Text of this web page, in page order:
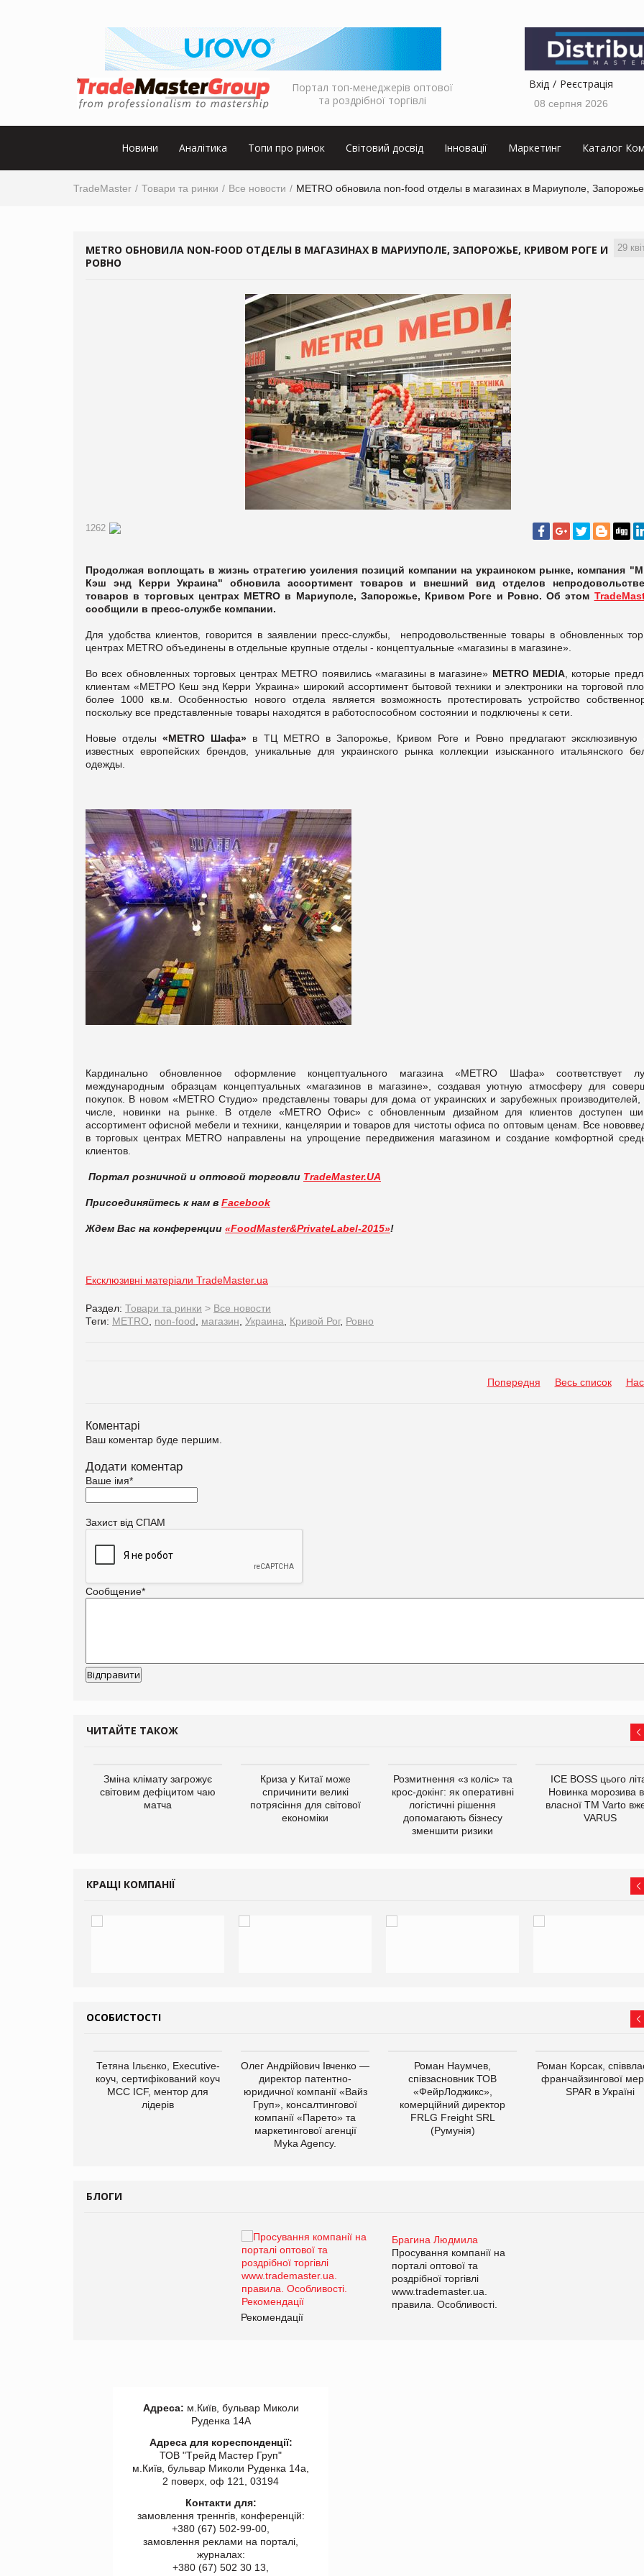
Портал топ-менеджерів оптової
та роздрібної торгівлі
Вхід Реєстрація
08 серпня 2026
Новини Аналітика Топи про ринок Світовий досвід Інновації Маркетинг Каталог
TradeMaster Товари та ринки Все новости METRO обновила non-food отделы в магазинах в Мариуполе,
29
METRO ОБНОВИЛА NON-FOOD ОТДЕЛЫ В МАГАЗИНАХ В МАРИУПОЛЕ, ЗАПОРОЖЬЕ, КРИВОМ РОГЕ И
РОВНО
1262
Продолжая воплощать в жизнь стратегию усиления позиций компании на украинском рынке, компания
Кэш энд Керри Украина" обновила ассортимент товаров и внешний вид отделов
товаров в торговых центрах METRO в Мариуполе, Запорожье, Кривом Роге и Ровно. Об этом
сообщили в пресс-службе компании.
Для удобства клиентов, говорится в заявлении пресс-службы, непродовольственные товары в обновленных
центрах METRO объединены в отдельные крупные отделы - концептуальные «магазины в магазине».
Во всех обновленных торговых центрах METRO появились «магазины в магазине» METRO MEDIA, которые
клиентам «МЕТРО Кеш энд Керри Украина» широкий ассортимент бытовой техники и электроники на торговой
более 1000 кв.м. Особенностью нового отдела является возможность протестировать устройство
поскольку все представленные товары находятся в работоспособном состоянии и подключены к сети.
Новые отделы«METRO Шафа» в ТЦ METRO в Запорожье, Кривом Роге и Ровно предлагают эксклюзивную
известных европейских брендов, уникальные для украинского рынка коллекции изысканного итальянского
одежды.
Кардинально обновленное оформление концептуального магазина «METRO Шафа» соответствует
международным образцам концептуальных «магазинов в магазине», создавая уютную атмосферу для
покупок. В новом «METRO Студио» представлены товары для дома от украинских и зарубежных производителей,
числе, новинки на рынке. В отделе «METRO Офис» с обновленным дизайном для клиентов доступен
ассортимент офисной мебели и техники, канцелярии и товаров для чистоты офиса по оптовым ценам. Все
в торговых центрах METRO направлены на упрощение передвижения магазином и создание комфортной
клиентов.
Портал розничной и оптовой торговли TradeMaster.UA
Присоединяйтесь к нам в Facebook
Ждем Вас на конференции «FoodMaster&PrivateLabel-2015»!
Ексклюзивні матеріали TradeMaster.ua
Раздел: Товари та ринки > Все новости
Теги: METRO non-food магазин Украина Кривой Рог, Ровно
Попередня Весь список
Коментарі
Ваш коментар буде першим.
Додати коментар
Ваше імя*
Захист від СПАМ
Сообщение*
ЧИТАЙТЕ ТАКОЖ
Зміна клімату загрожує
світовим дефіцитом чаю
матча
Криза у Китаї може
спричинити великі
потрясіння для світової
економіки
Розмитнення «з коліс» та
крос-докінг: як оперативні
логістичні рішення
допомагають бізнесу
зменшити ризики
ICE BOSS цього
Новинка морозива
власної ТМ Varto
VARUS
КРАЩІ КОМПАНІЇ
ОСОБИСТОСТІ
Тетяна Ільєнко, Executive-
коуч, сертифікований коуч
МСС ICF, ментор для
лідерів
Олег Андрійович Івченко —
директор патентно-
юридичної компанії «Вайз
Груп», консалтингової
компанії «Парето» та
маркетингової агенції
Myka Agency.
Роман Наумчев,
співзасновник ТОВ
«ФейрЛоджикс»,
комерційний директор
FRLG Freight SRL
(Румунія)
Роман Корсак,
франчайзингової
SPAR в Україні
БЛОГИ
Брагина Людмила
Просування компанії на
порталі оптової та
роздрібної торгівлі
www.trademaster.ua.
правила. Особливості.
Рекомендації
Адреса: м.Київ, бульвар Миколи
Руденка 14А
Адреса для кореспонденції:
ТОВ "Tрейд Мастер Груп"
м.Київ, бульвар Миколи Руденка 14а,
2 поверх, оф 121, 03194
Контакти для:
замовлення треннгів, конференцій:
+380 (67) 502-99-00,
замовлення реклами на порталі,
журналах:
+380 (67) 502 30 13,